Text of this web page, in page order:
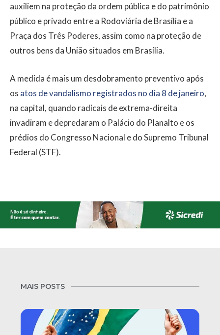
auxiliem na proteção da ordem pública e do patrimônio
público e privado entre a Rodoviária de Brasília e a
Praça dos Três Poderes, assim como na proteção de
outros bens da União situados em Brasília.
A medida é mais um desdobramento preventivo após
os atos de vandalismo registrados no dia 8 de janeiro,
na capital, quando radicais de extrema-direita
invadiram e depredaram o Palácio do Planalto e os
prédios do Congresso Nacional e do Supremo Tribunal
Federal (STF).
MAIS POSTS